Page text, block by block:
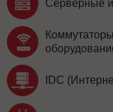
Серверные
IDC